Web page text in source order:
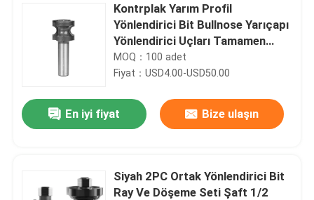
Kontrplak Yarım Profil
Yönlendirici Bit Bullnose Yarıçapı
Yönlendirici Uçları Tamamen
Yuvarlak Kenar
MOQ：100 adet
Fiyat：USD4.00-USD50.00
En iyi fiyat Bize ulaşın
Siyah 2PC Ortak Yönlendirici Bit
Ray Ve Döşeme Seti Şaft 1/2